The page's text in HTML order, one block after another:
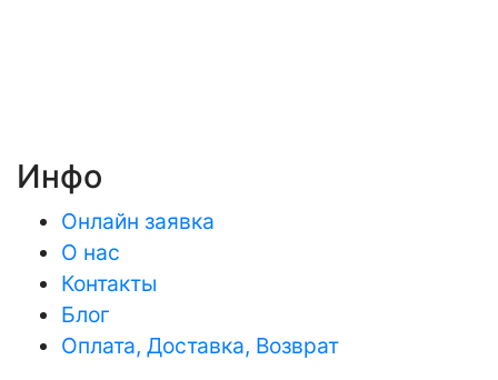
Инфо
Онлайн заявка
О нас
Контакты
Блог
Оплата, Доставка, Возврат